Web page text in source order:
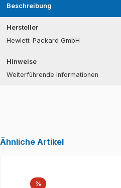
Beschreibung
Hersteller
Hewlett-Packard GmbH
Hinweise
Weiterführende Informationen
Ähnliche Artikel
%Rabatt